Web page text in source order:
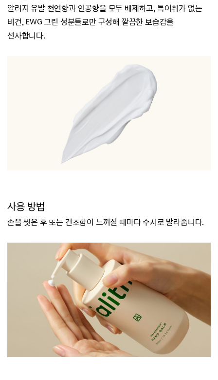
알러지 유발 천연향과 인공향을 모두 배제하고, 특이취가 없는
비건, EWG 그린 성분들로만 구성해 깔끔한 보습감을
선사합니다.
사용 방법
손을 씻은 후 또는 건조함이 느껴질 때마다 수시로 발라줍니다.